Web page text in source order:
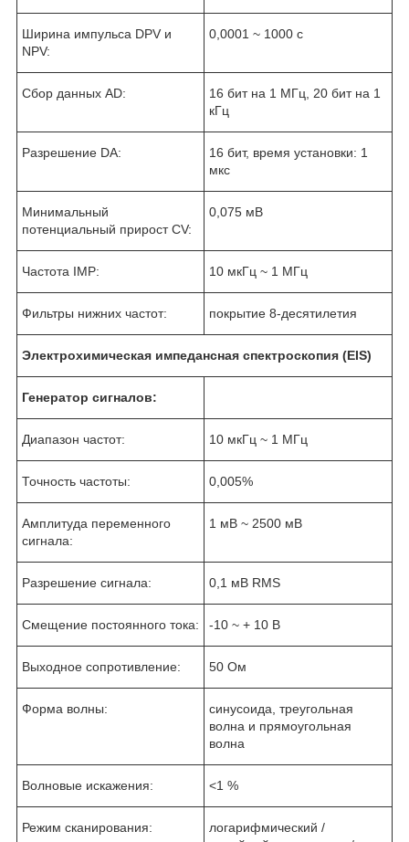
Ширина импульса DPV и
NPV:
0,0001 ~ 1000 с
Сбор данных AD:
16 бит на 1 МГц, 20 бит на 1
кГц
Разрешение DA:
16 бит, время установки: 1
мкс
Минимальный
потенциальный прирост CV:
0,075 мВ
Частота IMP: 10 мкГц ~ 1 МГц
Фильтры нижних частот: покрытие 8-десятилетия
Электрохимическая импедансная спектроскопия (EIS)
Генератор сигналов:
Диапазон частот: 10 мкГц ~ 1 МГц
Точность частоты: 0,005%
Амплитуда переменного
сигнала:
1 мВ ~ 2500 мВ
Разрешение сигнала: 0,1 мВ RMS
Смещение постоянного тока: -10 ~ + 10 В
Выходное сопротивление: 50 Ом
Форма волны:
синусоида, треугольная
волна и прямоугольная
волна
Волновые искажения: <1 %
Режим сканирования:
логарифмический /